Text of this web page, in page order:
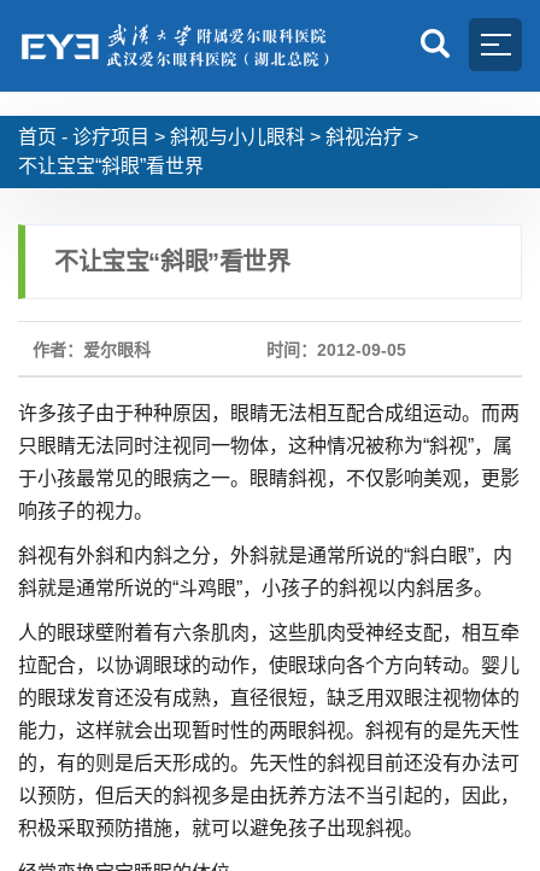
首页 - 诊疗项目 > 斜视与小儿眼科 > 斜视治疗 >
不让宝宝“斜眼”看世界
不让宝宝“斜眼”看世界
作者：爱尔眼科 时间：2012-09-05
许多孩子由于种种原因，眼睛无法相互配合成组运动。而两
只眼睛无法同时注视同一物体，这种情况被称为“斜视”，属
于小孩最常见的眼病之一。眼睛斜视，不仅影响美观，更影
响孩子的视力。
斜视有外斜和内斜之分，外斜就是通常所说的“斜白眼”，内
斜就是通常所说的“斗鸡眼”，小孩子的斜视以内斜居多。
人的眼球壁附着有六条肌肉，这些肌肉受神经支配，相互牵
拉配合，以协调眼球的动作，使眼球向各个方向转动。婴儿
的眼球发育还没有成熟，直径很短，缺乏用双眼注视物体的
能力，这样就会出现暂时性的两眼斜视。斜视有的是先天性
的，有的则是后天形成的。先天性的斜视目前还没有办法可
以预防，但后天的斜视多是由抚养方法不当引起的，因此，
积极采取预防措施，就可以避免孩子出现斜视。